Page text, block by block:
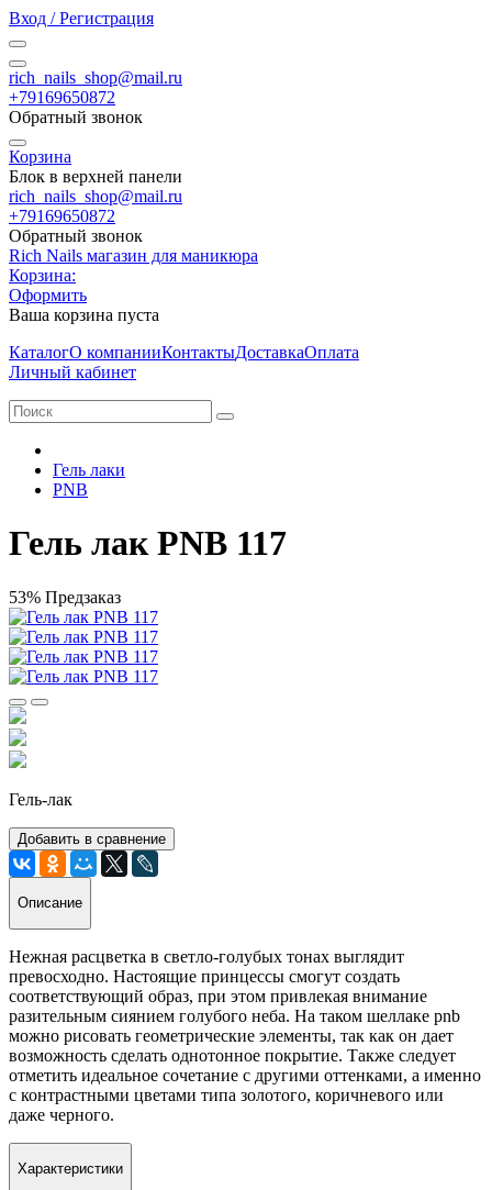
Вход / Регистрация
rich_nails_shop@mail.ru
+79169650872
Обратный звонок
Корзина
Блок в верхней панели
rich_nails_shop@mail.ru
+79169650872
Обратный звонок
Rich Nails магазин для маникюра
Корзина:
Оформить
Ваша корзина пуста
КаталогО компанииКонтактыДоставкаОплата
Личный кабинет
Гель лаки
PNB
Гель лак PNB 117
53% Предзаказ
Гель-лак
Добавить в сравнение
Описание
Нежная расцветка в светло-голубых тонах выглядит
превосходно. Настоящие принцессы смогут создать
соответствующий образ, при этом привлекая внимание
разительным сиянием голубого неба. На таком шеллаке pnb
можно рисовать геометрические элементы, так как он дает
возможность сделать однотонное покрытие. Также следует
отметить идеальное сочетание с другими оттенками, а именно
с контрастными цветами типа золотого, коричневого или
даже черного.
Характеристики